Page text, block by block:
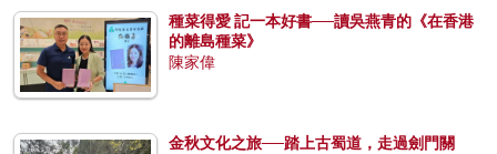
種菜得愛 記一本好書──讀吳燕青的《在香港
的離島種菜》
陳家偉
金秋文化之旅──踏上古蜀道，走過劍門關